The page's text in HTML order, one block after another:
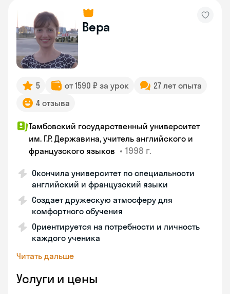
Вера
5 от 1590 ₽ за урок
27 лет опыта
4 отзыва
Тамбовский государственный университет
им. Г.Р. Державина, учитель английского и
французского языков • 1998 г.
Окончила университет по специальности
английский и французский языки
Создает дружескую атмосферу для
комфортного обучения
Ориентируется на потребности и личность
каждого ученика
Читать дальше
Услуги и цены